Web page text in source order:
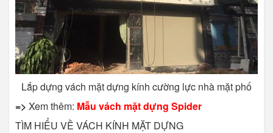
Lắp dựng vách mặt dựng kính cường lực nhà mặt phố
=> Xem thêm: Mẫu vách mặt dựng Spider
TÌM HIỂU VỀ VÁCH KÍNH MẶT DỰNG